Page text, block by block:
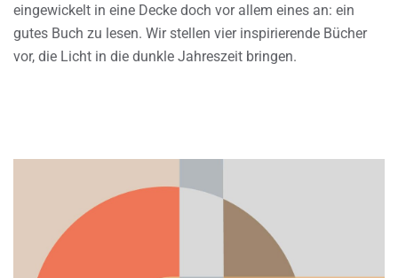
eingewickelt in eine Decke doch vor allem eines an: ein
gutes Buch zu lesen. Wir stellen vier inspirierende Bücher
vor, die Licht in die dunkle Jahreszeit bringen.